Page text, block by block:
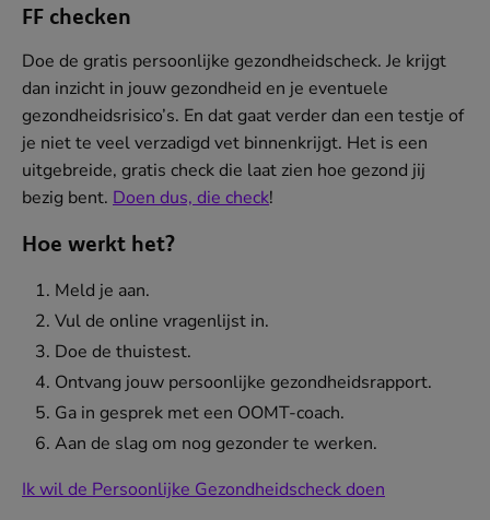
APR
Hoe gastvrij ben jij?
Verhalen van de werkvloer
FF checken
Doe de gratis persoonlijke gezondheidscheck. Je krijgt
dan inzicht in jouw gezondheid en je eventuele
gezondheidsrisico’s. En dat gaat verder dan een testje of
je niet te veel verzadigd vet binnenkrijgt. Het is een
uitgebreide, gratis check die laat zien hoe gezond jij
bezig bent. Doen dus, die check(opent
!
Hoe werkt het?
Meld je aan.
Vul de online vragenlijst in.
Doe de thuistest.
Ontvang jouw persoonlijke gezondheidsrapport.
Ga in gesprek met een OOMT-coach.
Aan de slag om nog gezonder te werken.
Ik wil de Persoonlijke Gezondheidscheck doen